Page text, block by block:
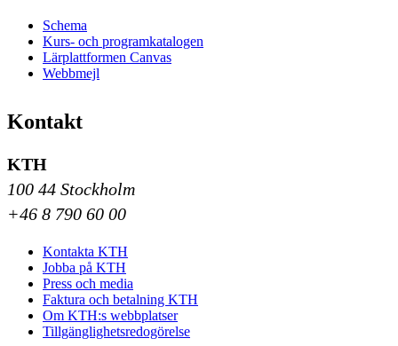
Schema
Kurs- och programkatalogen
Lärplattformen Canvas
Webbmejl
Kontakt
KTH
100 44 Stockholm
+46 8 790 60 00
Kontakta KTH
Jobba på KTH
Press och media
Faktura och betalning KTH
Om KTH:s webbplatser
Tillgänglighetsredogörelse